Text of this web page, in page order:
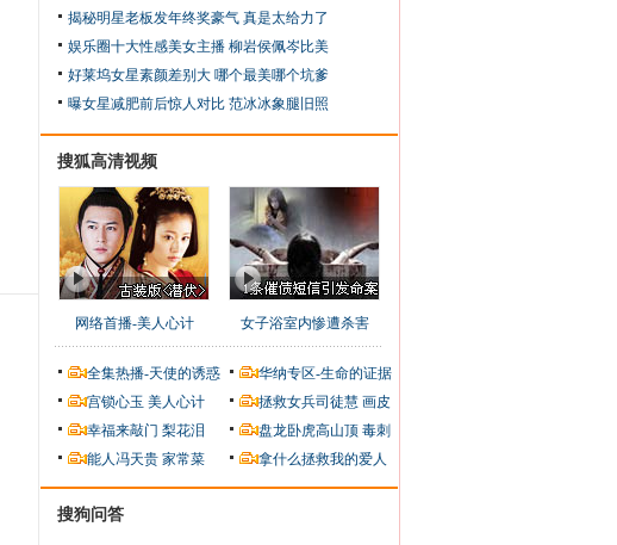
揭秘明星老板发年终奖豪气 真是太给力了
娱乐圈十大性感美女主播 柳岩侯佩岑比美
好莱坞女星素颜差别大 哪个最美哪个坑爹
曝女星减肥前后惊人对比 范冰冰象腿旧照
搜狐高清视频
网络首播-美人心计 女子浴室内惨遭杀害
全集热播-天使的诱惑
华纳专区-生命的证据
宫锁心玉 美人心计 拯救女兵司徒慧 画皮
幸福来敲门 梨花泪 盘龙卧虎高山顶 毒刺
能人冯天贵 家常菜 拿什么拯救我的爱人
搜狗问答